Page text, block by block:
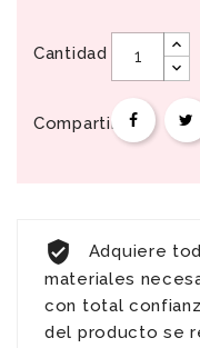
Cantidad
Compartir
Adquiere
materiales
con total
del producto se